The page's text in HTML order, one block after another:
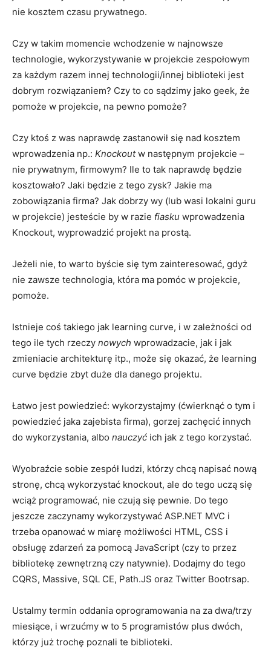
nie kosztem czasu prywatnego.
Czy w takim momencie wchodzenie w najnowsze
technologie, wykorzystywanie w projekcie zespołowym
za każdym razem innej technologii/innej biblioteki jest
dobrym rozwiązaniem? Czy to co sądzimy jako geek, że
pomoże w projekcie, na pewno pomoże?
Czy ktoś z was naprawdę zastanowił się nad kosztem
wprowadzenia np.: Knockoutw następnym projekcie –
nie prywatnym, firmowym? Ile to tak naprawdę będzie
kosztowało? Jaki będzie z tego zysk? Jakie ma
zobowiązania firma? Jak dobrzy wy (lub wasi lokalni guru
w projekcie) jesteście by w razie fiasku wprowadzenia
Knockout, wyprowadzić projekt na prostą.
Jeżeli nie, to warto byście się tym zainteresować, gdyż
nie zawsze technologia, która ma pomóc w projekcie,
pomoże.
Istnieje coś takiego jak learning curve, i w zależności od
tego ile tych rzeczy nowych wprowadzacie, jak i jak
zmieniacie architekturę itp., może się okazać, że learning
curve będzie zbyt duże dla danego projektu.
Łatwo jest powiedzieć: wykorzystajmy (ćwierknąć o tym i
powiedzieć jaka zajebista firma), gorzej zachęcić innych
do wykorzystania, albo nauczyć ich jak z tego korzystać.
Wyobraźcie sobie zespół ludzi, którzy chcą napisać nową
stronę, chcą wykorzystać knockout, ale do tego uczą się
wciąż programować, nie czują się pewnie. Do tego
jeszcze zaczynamy wykorzystywać ASP.NET MVC i
trzeba opanować w miarę możliwości HTML, CSS i
obsługę zdarzeń za pomocą JavaScript (czy to przez
bibliotekę zewnętrzną czy natywnie). Dodajmy do tego
CQRS, Massive, SQL CE, Path.JS oraz Twitter Bootrsap.
Ustalmy termin oddania oprogramowania na za dwa/trzy
miesiące, i wrzućmy w to 5 programistów plus dwóch,
którzy już trochę poznali te biblioteki.